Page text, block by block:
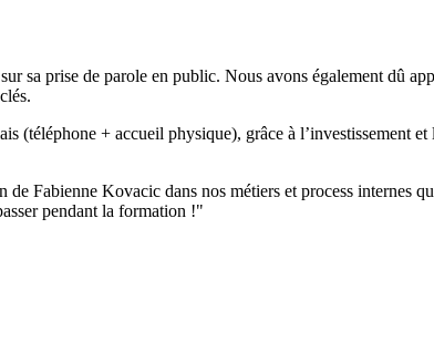
sa prise de parole en public. Nous avons également dû
(téléphone + accueil physique), grâce à l’investissement
Fabienne Kovacic dans nos métiers et process internes
pendant la formation !"